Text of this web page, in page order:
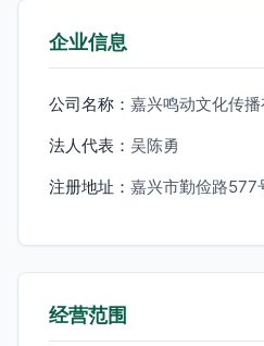
企业信息
公司名称： 嘉兴鸣动文化传播
法人代表： 吴陈勇
注册地址： 嘉兴市勤俭路577
经营范围